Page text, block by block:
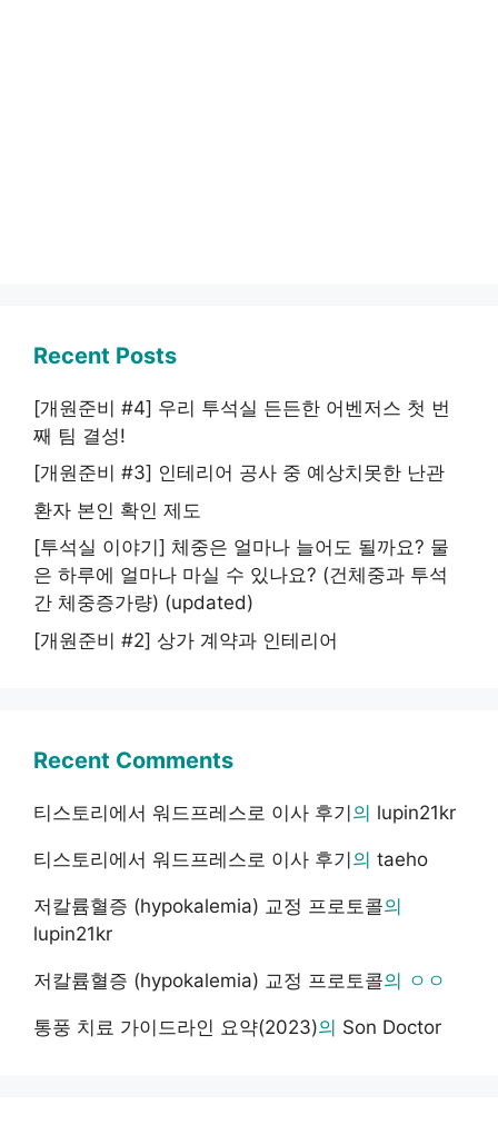
Recent Posts
[개원준비 #4] 우리 투석실 든든한 어벤저스 첫 번
째 팀 결성!
[개원준비 #3] 인테리어 공사 중 예상치못한 난관
환자 본인 확인 제도
[투석실 이야기] 체중은 얼마나 늘어도 될까요? 물
은 하루에 얼마나 마실 수 있나요? (건체중과 투석
간 체중증가량) (updated)
[개원준비 #2] 상가 계약과 인테리어
Recent Comments
티스토리에서 워드프레스로 이사 후기의 lupin21kr
티스토리에서 워드프레스로 이사 후기의 taeho
저칼륨혈증 (hypokalemia) 교정 프로토콜의
lupin21kr
저칼륨혈증 (hypokalemia) 교정 프로토콜의 ㅇㅇ
통풍 치료 가이드라인 요약(2023)의 Son Doctor